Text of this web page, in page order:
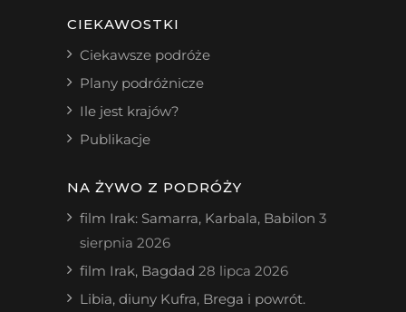
CIEKAWOSTKI
Ciekawsze podróże
Plany podróżnicze
Ile jest krajów?
Publikacje
NA ŻYWO Z PODRÓŻY
film Irak: Samarra, Karbala, Babilon 3
sierpnia 2026
film Irak, Bagdad 28 lipca 2026
Libia, diuny Kufra, Brega i powrót.